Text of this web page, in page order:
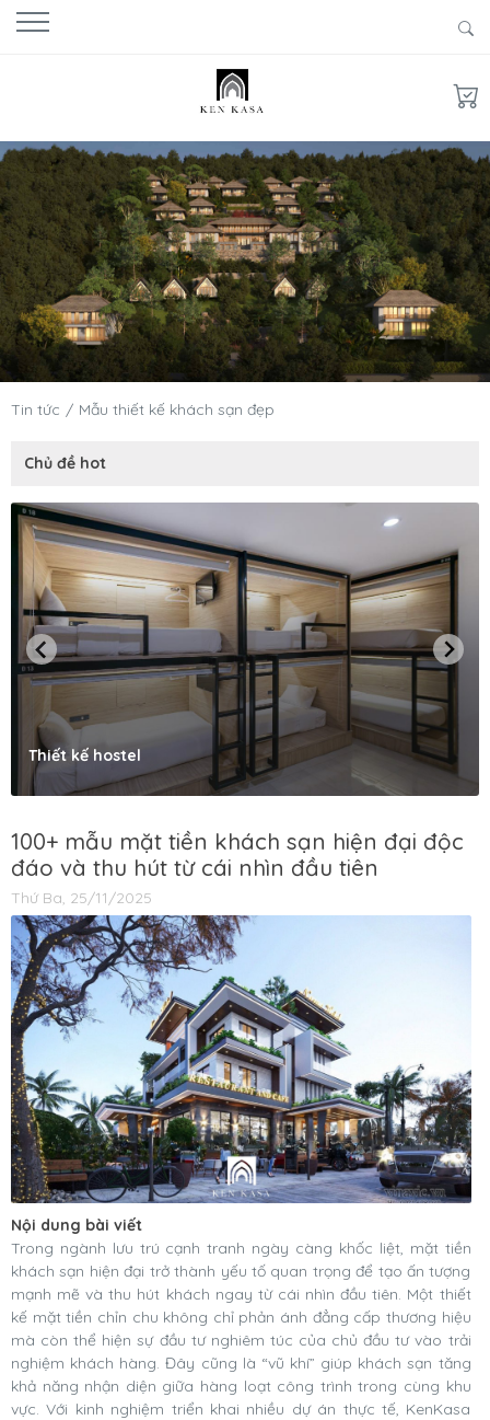
Tin tức Mẫu thiết kế khách sạn đẹp
Chủ đề hot
Thiết kế hostel
100+ mẫu mặt tiền khách sạn hiện đại độc
đáo và thu hút từ cái nhìn đầu tiên
Thứ Ba, 25/11/2025
Nội dung bài viết
Trong ngành lưu trú cạnh tranh ngày càng khốc liệt, mặt tiền
khách sạn hiện đại trở thành yếu tố quan trọng để tạo ấn tượng
mạnh mẽ và thu hút khách ngay từ cái nhìn đầu tiên. Một thiết
kế mặt tiền chỉn chu không chỉ phản ánh đẳng cấp thương hiệu
mà còn thể hiện sự đầu tư nghiêm túc của chủ đầu tư vào trải
nghiệm khách hàng. Đây cũng là “vũ khí” giúp khách sạn tăng
khả năng nhận diện giữa hàng loạt công trình trong cùng khu
vực. Với kinh nghiệm triển khai nhiều dự án thực tế, KenKasa